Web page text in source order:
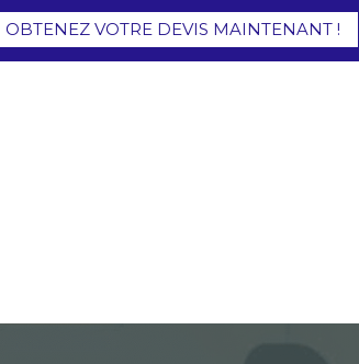
OBTENEZ VOTRE DEVIS MAINTENANT !